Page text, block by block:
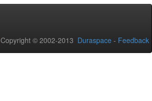
Copyright © 2002-2013 Duraspace - Feedback